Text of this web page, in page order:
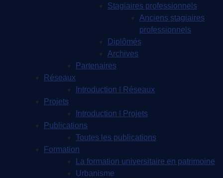
Stagiaires professionnels
Anciens stagiaires
professionnels
Diplômés
Archives
Partenaires
Réseaux
Introduction | Réseaux
Projets
Introduction | Projets
Publications
Toutes les publications
Formation
La formation universitaire en patrimoine
Urbanisme